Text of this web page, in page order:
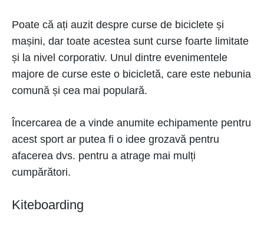
Poate că ați auzit despre curse de biciclete și
mașini, dar toate acestea sunt curse foarte limitate
și la nivel corporativ. Unul dintre evenimentele
majore de curse este o bicicletă, care este nebunia
comună și cea mai populară.
Încercarea de a vinde anumite echipamente pentru
acest sport ar putea fi o idee grozavă pentru
afacerea dvs. pentru a atrage mai mulți
cumpărători.
Kiteboarding